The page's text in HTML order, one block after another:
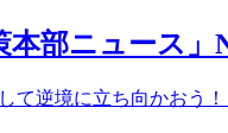
本部ニュース
逆境に立ち向かおう